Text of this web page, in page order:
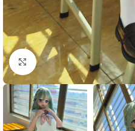
Click to enlarge